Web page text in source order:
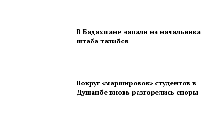
В Бадахшане напали на начальника
штаба талибов
Вокруг «маршировок» студентов в
Душанбе вновь разгорелись споры